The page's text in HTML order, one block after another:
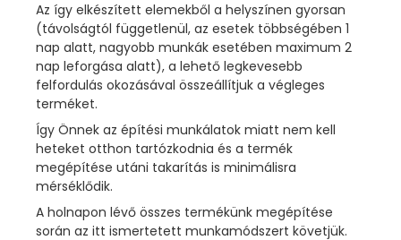
Az így elkészített elemekből a helyszínen gyorsan
(távolságtól függetlenül, az esetek többségében 1
nap alatt, nagyobb munkák esetében maximum 2
nap leforgása alatt), a lehető legkevesebb
felfordulás okozásával összeállítjuk a végleges
terméket.
Így Önnek az építési munkálatok miatt nem kell
heteket otthon tartózkodnia és a termék
megépítése utáni takarítás is minimálisra
mérséklődik.
A holnapon lévő összes termékünk megépítése
során az itt ismertetett munkamódszert követjük.